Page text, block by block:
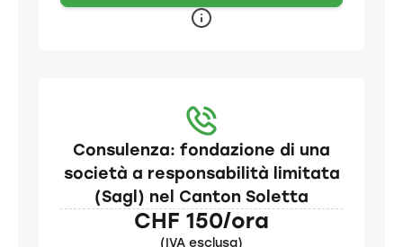
Consulenza: fondazione di una
società a responsabilità limitata
(Sagl) nel Canton Soletta
CHF 150/ora
(IVA esclusa)